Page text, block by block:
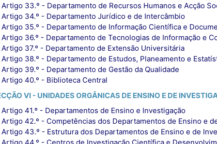
Artigo 33.º - Departamento de Recursos Humanos e Acção
Artigo 34.º - Departamento Jurídico e de Intercâmbio
Artigo 35.º - Departamento de Informação Científica e
Artigo 36.º - Departamento de Tecnologias de Informação e
Artigo 37.º - Departamento de Extensão Universitária
Artigo 38.º - Departamento de Estudos, Planeamento e
Artigo 39.º - Departamento de Gestão da Qualidade
Artigo 40.º - Biblioteca Central
VI - UNIDADES ORGÂNICAS DE ENSINO E DE
Artigo 41.º - Departamentos de Ensino e Investigação
Artigo 42.º - Competências dos Departamentos de Ensino e
Artigo 43.º - Estrutura dos Departamentos de Ensino e de